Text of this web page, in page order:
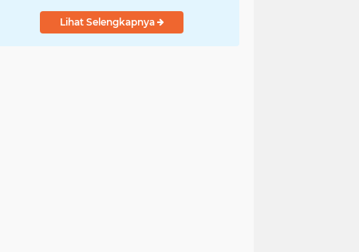
Strategis
Lihat Selengkapnya